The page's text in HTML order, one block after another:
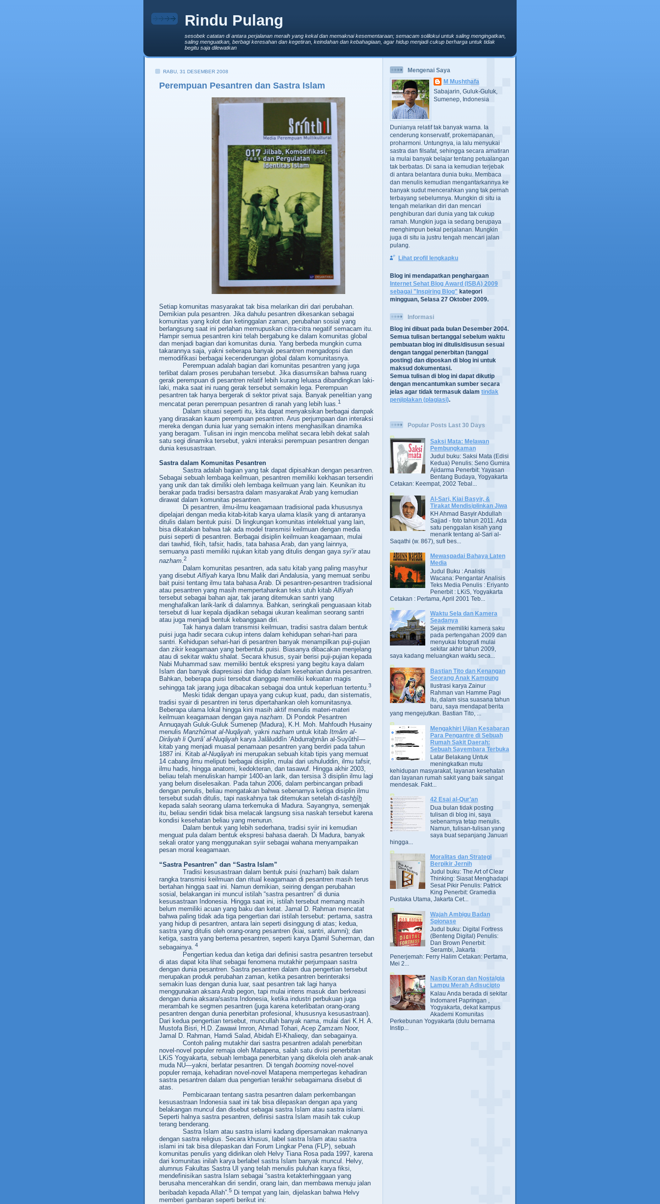
Rindu Pulang
sesobek catatan di antara perjalanan meraih yang kekal dan memaknai kesementaraan; semacam solilokui untuk saling mengingatkan,
saling menguatkan, berbagi keresahan dan kegetiran, keindahan dan kebahagiaan, agar hidup menjadi cukup berharga untuk tidak
begitu saja dilewatkan
RABU, 31 DESEMBER 2008
Perempuan Pesantren dan Sastra Islam
Setiap komunitas masyarakat tak bisa melarikan diri dari perubahan.
Demikian pula pesantren. Jika dahulu pesantren dikesankan sebagai
komunitas yang kolot dan ketinggalan zaman, perubahan sosial yang
berlangsung saat ini perlahan memupuskan citra-citra negatif semacam itu.
Hampir semua pesantren kini telah bergabung ke dalam komunitas global
dan menjadi bagian dari komunitas dunia. Yang berbeda mungkin cuma
takarannya saja, yakni seberapa banyak pesantren mengadopsi dan
memodifikasi berbagai kecenderungan global dalam komunitasnya.
Perempuan adalah bagian dari komunitas pesantren yang juga
terlibat dalam proses perubahan tersebut. Jika diasumsikan bahwa ruang
gerak perempuan di pesantren relatif lebih kurang leluasa dibandingkan laki-
laki, maka saat ini ruang gerak tersebut semakin lega. Perempuan
pesantren tak hanya bergerak di sektor privat saja. Banyak penelitian yang
mencatat peran perempuan pesantren di ranah yang lebih luas.1
Dalam situasi seperti itu, kita dapat menyaksikan berbagai dampak
yang dirasakan kaum perempuan pesantren. Arus perjumpaan dan interaksi
mereka dengan dunia luar yang semakin intens menghasilkan dinamika
yang beragam. Tulisan ini ingin mencoba melihat secara lebih dekat salah
satu segi dinamika tersebut, yakni interaksi perempuan pesantren dengan
dunia kesusastraan.
Sastra dalam Komunitas Pesantren
Sastra adalah bagian yang tak dapat dipisahkan dengan pesantren.
Sebagai sebuah lembaga keilmuan, pesantren memiliki kekhasan tersendiri
yang unik dan tak dimiliki oleh lembaga keilmuan yang lain. Keunikan itu
berakar pada tradisi bersastra dalam masyarakat Arab yang kemudian
dirawat dalam komunitas pesantren.
Di pesantren, ilmu-ilmu keagamaan tradisional pada khususnya
dipelajari dengan media kitab-kitab karya ulama klasik yang di antaranya
ditulis dalam bentuk puisi. Di lingkungan komunitas intelektual yang lain,
bisa dikatakan bahwa tak ada model transmisi keilmuan dengan media
puisi seperti di pesantren. Berbagai disiplin keilmuan keagamaan, mulai
dari tawhid, fikih, tafsir, hadis, tata bahasa Arab, dan yang lainnya,
semuanya pasti memiliki rujukan kitab yang ditulis dengan gaya syi’iratau
nazham 2
Dalam komunitas pesantren, ada satu kitab yang paling masyhur
yang disebut Alfiyah karya Ibnu Malik dari Andalusia, yang memuat seribu
bait puisi tentang ilmu tata bahasa Arab. Di pesantren-pesantren tradisional
atau pesantren yang masih mempertahankan teks utuh kitab Alfiyah
tersebut sebagai bahan ajar, tak jarang ditemukan santri yang
menghafalkan larik-larik di dalamnya. Bahkan, seringkali penguasaan kitab
tersebut di luar kepala dijadikan sebagai ukuran kealiman seorang santri
atau juga menjadi bentuk kebanggaan diri.
Tak hanya dalam transmisi keilmuan, tradisi sastra dalam bentuk
puisi juga hadir secara cukup intens dalam kehidupan sehari-hari para
santri. Kehidupan sehari-hari di pesantren banyak menampilkan puji-pujian
dan zikir keagamaan yang berbentuk puisi. Biasanya dibacakan menjelang
atau di sekitar waktu shalat. Secara khusus, syair berisi puji-pujian kepada
Nabi Muhammad saw. memiliki bentuk ekspresi yang begitu kaya dalam
Islam dan banyak diapresiasi dan hidup dalam keseharian dunia pesantren.
Bahkan, beberapa puisi tersebut dianggap memiliki kekuatan magis
sehingga tak jarang juga dibacakan sebagai doa untuk keperluan tertentu. 3
Meski tidak dengan upaya yang cukup kuat, padu, dan sistematis,
tradisi syair di pesantren ini terus dipertahankan oleh komunitasnya.
Beberapa ulama lokal hingga kini masih aktif menulis materi-materi
keilmuan keagamaan dengan gaya nazham . Di Pondok Pesantren
Annuqayah Guluk-Guluk Sumenep (Madura), K.H. Moh. Mahfoudh Husainy
menulis Manzhûmat al-Nuqâyah , yakni nazham untuk kitab Itmâm al-
Dirâyah li Qurrâ’ al-Nuqâyah karya Jalâluddîn ‘Abdurrahmân al-Suyûthî—
kitab yang menjadi muasal penamaan pesantren yang berdiri pada tahun
1887 ini. Kitab al-Nuqâyah ini merupakan sebuah kitab tipis yang memuat
14 cabang ilmu meliputi berbagai disiplin , mulai dari ushuluddin, ilmu tafsir,
ilmu hadis, hingga anatomi, kedokteran, dan tasawuf. Hingga akhir 2003,
beliau telah menuliskan hampir 1400-an larik, dan tersisa 3 disiplin ilmu lagi
yang belum diselesaikan. Pada tahun 2006, dalam perbincangan pribadi
dengan penulis, beliau mengatakan bahwa sebenarnya ketiga disiplin ilmu
tersebut sudah ditulis, tapi naskahnya tak ditemukan setelah di-tashhîh
kepada salah seorang ulama terkemuka di Madura. Sayangnya, semenjak
itu, beliau sendiri tidak bisa melacak langsung sisa naskah tersebut karena
kondisi kesehatan beliau yang menurun.
Dalam bentuk yang lebih sederhana, tradisi syiir ini kemudian
menguat pula dalam bentuk ekspresi bahasa daerah. Di Madura, banyak
sekali orator yang menggunakan syiir sebagai wahana menyampaikan
pesan moral keagamaan.
“Sastra Pesantren” dan “Sastra Islam”
Tradisi kesusastraan dalam bentuk puisi (nazham) baik dalam
rangka transmisi keilmuan dan ritual keagamaan di pesantren masih terus
bertahan hingga saat ini. Namun demikian, seiring dengan perubahan
sosial, belakangan ini muncul istilah “sastra pesantren” di dunia
kesusastraan Indonesia. Hingga saat ini, istilah tersebut memang masih
belum memiliki acuan yang baku dan ketat. Jamal D. Rahman mencatat
bahwa paling tidak ada tiga pengertian dari istilah tersebut: pertama, sastra
yang hidup di pesantren, antara lain seperti disinggung di atas; kedua,
sastra yang ditulis oleh orang-orang pesantren (kiai, santri, alumni); dan
ketiga, sastra yang bertema pesantren, seperti karya Djamil Suherman, dan
sebagainya. 4
Pengertian kedua dan ketiga dari definisi sastra pesantren tersebut
di atas dapat kita lihat sebagai fenomena mutakhir perjumpaan sastra
dengan dunia pesantren. Sastra pesantren dalam dua pengertian tersebut
merupakan produk perubahan zaman, ketika pesantren berinteraksi
semakin luas dengan dunia luar, saat pesantren tak lagi hanya
menggunakan aksara Arab pegon, tapi mulai intens masuk dan berkreasi
dengan dunia aksara/sastra Indonesia, ketika industri perbukuan juga
merambah ke segmen pesantren (juga karena keterlibatan orang-orang
pesantren dengan dunia penerbitan profesional, khususnya kesusastraan).
Dari kedua pengertian tersebut, muncullah banyak nama, mulai dari K.H. A.
Mustofa Bisri, H.D. Zawawi Imron, Ahmad Tohari, Acep Zamzam Noor,
Jamal D. Rahman, Hamdi Salad, Abidah El-Khalieqy, dan sebagainya.
Contoh paling mutakhir dari sastra pesantren adalah penerbitan
novel-novel populer remaja oleh Matapena, salah satu divisi penerbitan
LKiS Yogyakarta, sebuah lembaga penerbitan yang dikelola oleh anak-anak
muda NU—yakni, berlatar pesantren. Di tengah booming novel-novel
populer remaja, kehadiran novel-novel Matapena mempertegas kehadiran
sastra pesantren dalam dua pengertian terakhir sebagaimana disebut di
atas.
Pembicaraan tentang sastra pesantren dalam perkembangan
kesusastraan Indonesia saat ini tak bisa dilepaskan dengan apa yang
belakangan muncul dan disebut sebagai sastra Islam atau sastra islami.
Seperti halnya sastra pesantren, definisi sastra Islam masih tak cukup
terang benderang.
Sastra Islam atau sastra islami kadang dipersamakan maknanya
dengan sastra religius. Secara khusus, label sastra Islam atau sastra
islami ini tak bisa dilepaskan dari Forum Lingkar Pena (FLP), sebuah
komunitas penulis yang didirikan oleh Helvy Tiana Rosa pada 1997, karena
dari komunitas inilah karya berlabel sastra Islam banyak muncul. Helvy,
alumnus Fakultas Sastra UI yang telah menulis puluhan karya fiksi,
mendefinisikan sastra Islam sebagai “sastra ketakterhinggaan yang
berusaha mencerahkan diri sendiri, orang lain, dan membawa menuju jalan
beribadah kepada Allah”. 5 Di tempat yang lain, dijelaskan bahwa Helvy
memberi gambaran seperti berikut ini:
Mengenai Saya
M Mushthafa
Sabajarin, Guluk-Guluk,
Sumenep, Indonesia
Dunianya relatif tak banyak warna. Ia
cenderung konservatif, prokemapanan,
proharmoni. Untungnya, ia lalu menyukai
sastra dan filsafat, sehingga secara amatiran
ia mulai banyak belajar tentang petualangan
tak berbatas. Di sana ia kemudian terjebak
di antara belantara dunia buku. Membaca
dan menulis kemudian mengantarkannya ke
banyak sudut mencerahkan yang tak pernah
terbayang sebelumnya. Mungkin di situ ia
tengah melarikan diri dan mencari
penghiburan dari dunia yang tak cukup
ramah. Mungkin juga ia sedang berupaya
menghimpun bekal perjalanan. Mungkin
juga di situ ia justru tengah mencari jalan
pulang.
Lihat profil lengkapku
Blog ini mendapatkan penghargaan
Internet Sehat Blog Award (ISBA) 2009
sebagai "Inspiring Blog" kategori
mingguan, Selasa 27 Oktober 2009.
Informasi
Blog ini dibuat pada bulan Desember 2004.
Semua tulisan bertanggal sebelum waktu
pembuatan blog ini ditulis/disusun sesuai
dengan tanggal penerbitan (tanggal
posting) dan diposkan di blog ini untuk
maksud dokumentasi.
Semua tulisan di blog ini dapat dikutip
dengan mencantumkan sumber secara
jelas agar tidak termasuk dalam tindak
penjiplakan (plagiasi).
Popular Posts Last 30 Days
Saksi Mata: Melawan
Pembungkaman
Judul buku: Saksi Mata (Edisi
Kedua) Penulis: Seno Gumira
Ajidarma Penerbit: Yayasan
Bentang Budaya, Yogyakarta
Cetakan: Keempat, 2002 Tebal...
Al-Sari, Kiai Basyir, &
Tirakat Mendisiplinkan Jiwa
KH Ahmad Basyir Abdullah
Sajjad - foto tahun 2011. Ada
satu penggalan kisah yang
menarik tentang al-Sari al-
Saqathi (w. 867), sufi bes...
Mewaspadai Bahaya Laten
Media
Judul Buku : Analisis
Wacana: Pengantar Analisis
Teks Media Penulis : Eriyanto
Penerbit : LKiS, Yogyakarta
Cetakan : Pertama, April 2001 Teb...
Waktu Sela dan Kamera
Seadanya
Sejak memiliki kamera saku
pada pertengahan 2009 dan
menyukai fotografi mulai
sekitar akhir tahun 2009,
saya kadang meluangkan waktu seca...
Bastian Tito dan Kenangan
Seorang Anak Kampung
Ilustrasi karya Zainur
Rahman van Hamme Pagi
itu, dalam sisa suasana tahun
baru, saya mendapat berita
yang mengejutkan. Bastian Tito, ...
Mengakhiri Ujian Kesabaran
Para Pengantre di Sebuah
Rumah Sakit Daerah:
Sebuah Sayembara Terbuka
Latar Belakang Untuk
meningkatkan mutu
kehidupan masyarakat, layanan kesehatan
dan layanan rumah sakit yang baik sangat
mendesak. Fakt...
42 Esai al-Qur’an
Dua bulan tidak posting
tulisan di blog ini, saya
sebenarnya tetap menulis.
Namun, tulisan-tulisan yang
saya buat sepanjang Januari
hingga...
Moralitas dan Strategi
Berpikir Jernih
Judul buku: The Art of Clear
Thinking: Siasat Menghadapi
Sesat Pikir Penulis: Patrick
King Penerbit: Gramedia
Pustaka Utama, Jakarta Cet...
Wajah Ambigu Badan
Spionase
Judul buku: Digital Fortress
(Benteng Digital) Penulis:
Dan Brown Penerbit:
Serambi, Jakarta
Penerjemah: Ferry Halim Cetakan: Pertama,
Mei 2...
Nasib Koran dan Nostalgia
Lampu Merah Adisucipto
Kalau Anda berada di sekitar
Indomaret Papringan ,
Yogyakarta, dekat kampus
Akademi Komunitas
Perkebunan Yogyakarta (dulu bernama
Instip...